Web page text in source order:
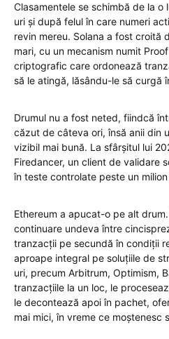
Clasamentele se schimbă de la
uri și după felul în care numeri
revin mereu. Solana a fost croită
mari, cu un mecanism numit
criptografic care ordonează
să le atingă, lăsându-le să curgă
Drumul nu a fost neted, fiindcă
căzut de câteva ori, însă anii din
vizibil mai bună. La sfârșitul lui
Firedancer, un client de validare
în teste controlate peste un
Ethereum a apucat-o pe alt
continuare undeva între
tranzacții pe secundă în condiții
aproape integral pe soluțiile de
uri, precum Arbitrum, Optimism,
tranzacțiile la un loc, le
le decontează apoi în pachet,
mai mici, în vreme ce moștenesc